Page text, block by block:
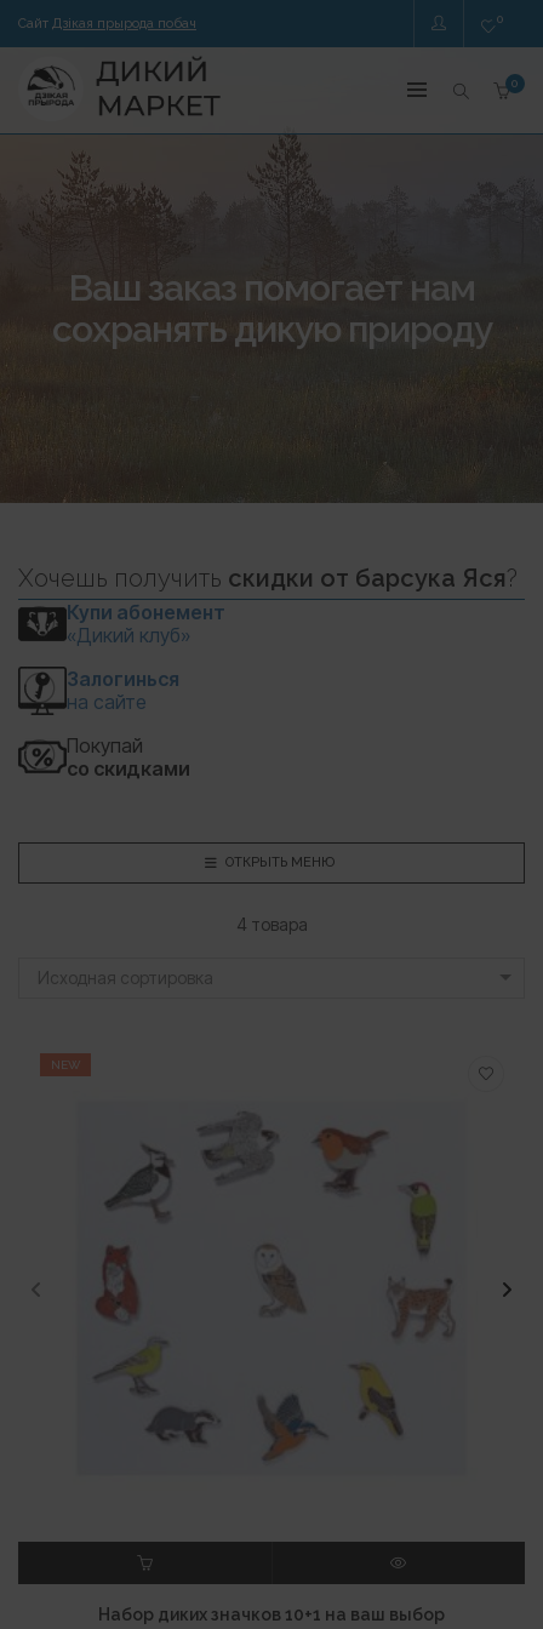
Сайт Дзікая прырода побач 0
0
Ваш заказ помогает нам
сохранять дикую природу
Хочешь получить скидки от барсука Яся?
Купи абонемент
«Дикий клуб»
Залогинься
на сайте
Покупай
со скидками
ОТКРЫТЬ МЕНЮ
4 товара
Исходная сортировка
NEW
В КОРЗИНУ ПРОСМОТР
Набор диких значков 10+1 на ваш выбор